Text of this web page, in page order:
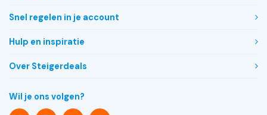
Snel regelen in je account
Hulp en inspiratie
Over Steigerdeals
Wil je ons volgen?